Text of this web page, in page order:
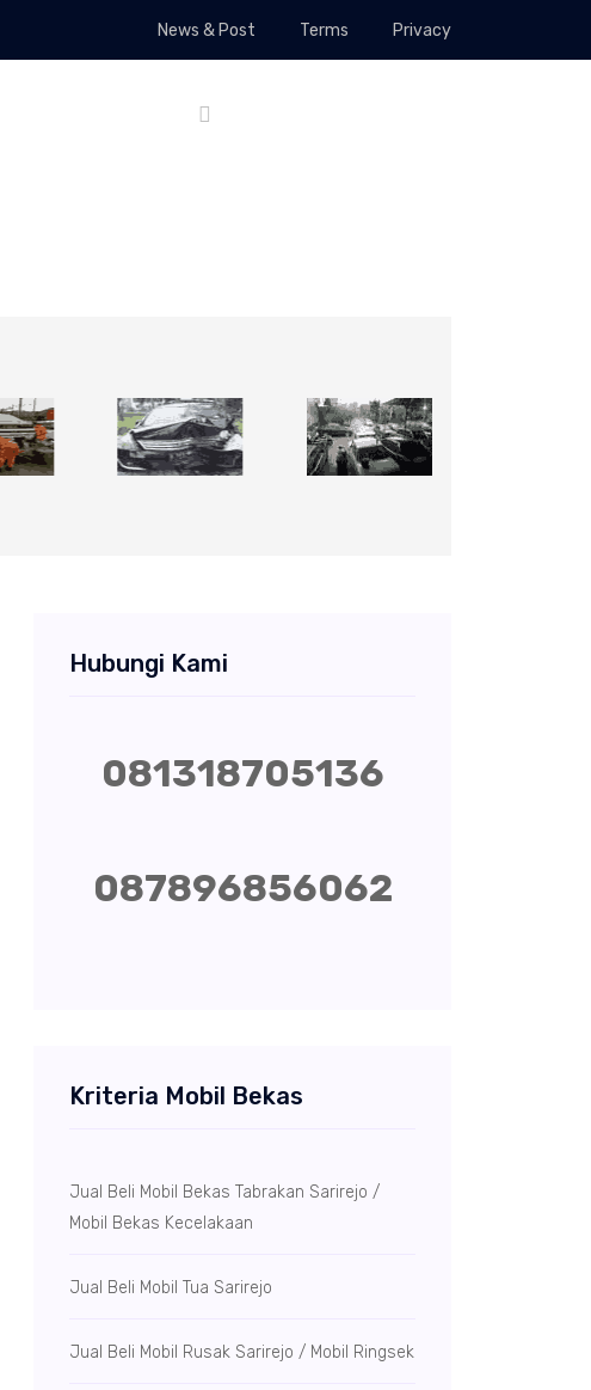
News & Post Terms Privacy
Hubungi Kami
081318705136
087896856062
Kriteria Mobil Bekas
Jual Beli Mobil Bekas Tabrakan Sarirejo /
Mobil Bekas Kecelakaan
Jual Beli Mobil Tua Sarirejo
Jual Beli Mobil Rusak Sarirejo / Mobil Ringsek